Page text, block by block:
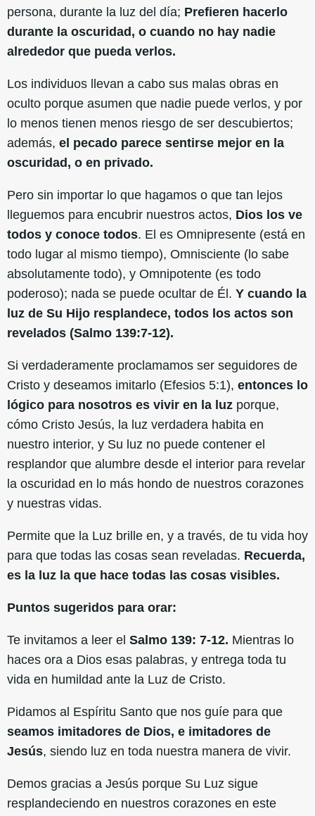
persona, durante la luz del día; Prefieren hacerlo
durante la oscuridad, o cuando no hay nadie
alrededor que pueda verlos.
Los individuos llevan a cabo sus malas obras en
oculto porque asumen que nadie puede verlos, y por
lo menos tienen menos riesgo de ser descubiertos;
además, el pecado parece sentirse mejor en la
oscuridad, o en privado.
Pero sin importar lo que hagamos o que tan lejos
lleguemos para encubrir nuestros actos, Dios los ve
todos y conoce todos. El es Omnipresente (está en
todo lugar al mismo tiempo), Omnisciente (lo sabe
absolutamente todo), y Omnipotente (es todo
poderoso); nada se puede ocultar de Él. Y cuando la
luz de Su Hijo resplandece, todos los actos son
revelados (Salmo 139:7-12).
Si verdaderamente proclamamos ser seguidores de
Cristo y deseamos imitarlo (Efesios 5:1), entonces lo
lógico para nosotros es vivir en la luz porque,
cómo Cristo Jesús, la luz verdadera habita en
nuestro interior, y Su luz no puede contener el
resplandor que alumbre desde el interior para revelar
la oscuridad en lo más hondo de nuestros corazones
y nuestras vidas.
Permite que la Luz brille en, y a través, de tu vida hoy
para que todas las cosas sean reveladas. Recuerda,
es la luz la que hace todas las cosas visibles.
Puntos sugeridos para orar:
Te invitamos a leer el Salmo 139: 7-12. Mientras lo
haces ora a Dios esas palabras, y entrega toda tu
vida en humildad ante la Luz de Cristo.
Pidamos al Espíritu Santo que nos guíe para que
seamos imitadores de Dios, e imitadores de
Jesús, siendo luz en toda nuestra manera de vivir.
Demos gracias a Jesús porque Su Luz sigue
resplandeciendo en nuestros corazones en este